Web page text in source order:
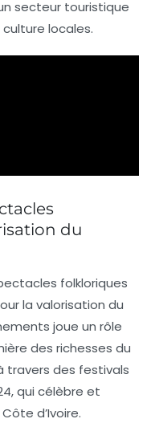
secteur touristique
locales.
du
folkloriques
la valorisation du
joue un rôle
des richesses du
travers des festivals
, qui célèbre et
d’Ivoire.